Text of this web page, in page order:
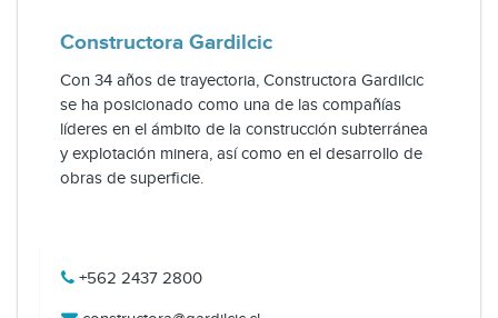
Constructora Gardilcic
Con 34 años de trayectoria, Constructora Gardilcic
se ha posicionado como una de las compañías
líderes en el ámbito de la construcción subterránea
y explotación minera, así como en el desarrollo de
obras de superficie.
+562 2437 2800